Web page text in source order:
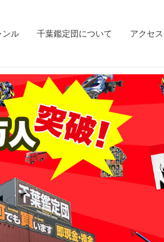
ンル 千葉鑑定団について アクセス